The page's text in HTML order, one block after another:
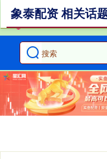
象泰配资 相关话